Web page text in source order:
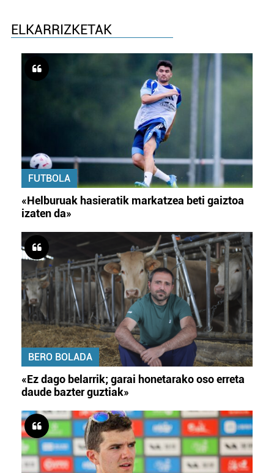
ELKARRIZKETAK
FUTBOLA
«Helburuak hasieratik markatzea beti gaiztoa
izaten da»
BERO BOLADA
«Ez dago belarrik; garai honetarako oso erreta
daude bazter guztiak»